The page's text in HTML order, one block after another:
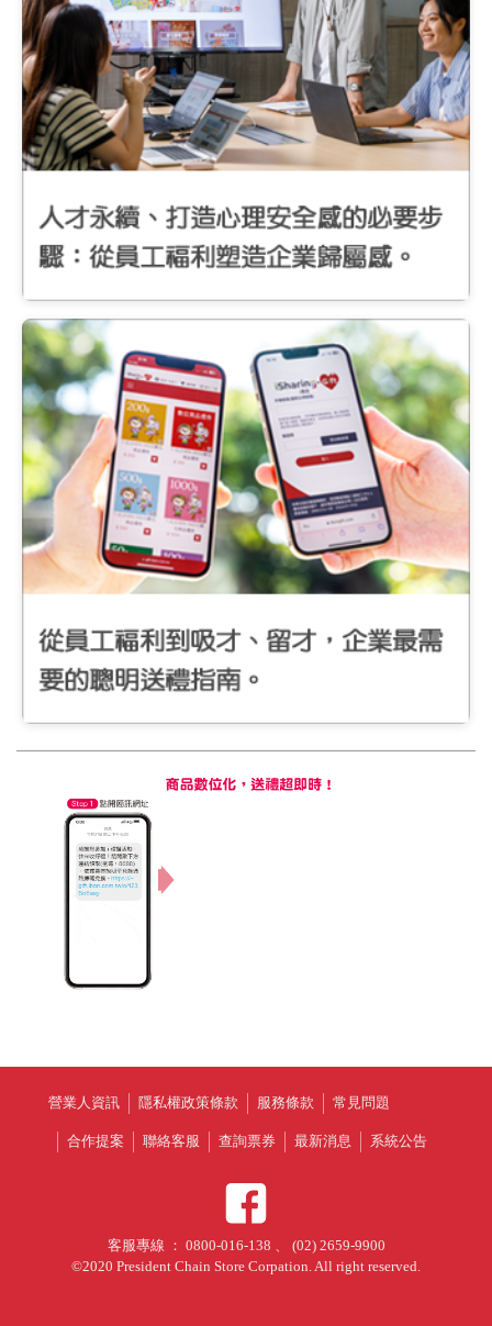
營業人資訊 隱私權政策條款 服務條款 常見問題
合作提案 聯絡客服 查詢票券 最新消息 系統公告
客服專線 ： 0800-016-138 、 (02) 2659-9900
©2020 President Chain Store Corpation. All right reserved.